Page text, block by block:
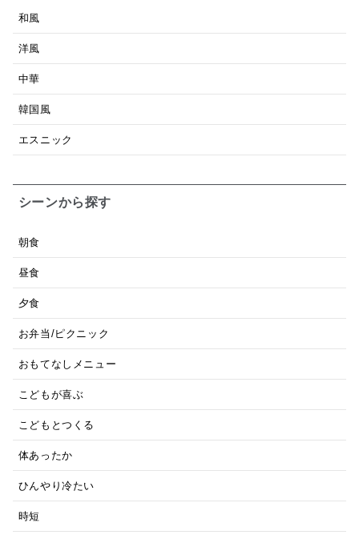
和風
洋風
中華
韓国風
エスニック
シーンから探す
朝食
昼食
夕食
お弁当/ピクニック
おもてなしメニュー
こどもが喜ぶ
こどもとつくる
体あったか
ひんやり冷たい
時短